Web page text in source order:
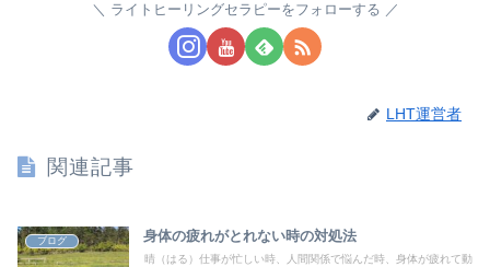
ライトヒーリングセラピーをフォローする
LHT運営者
関連記事
ブログ 身体の疲れがとれない時の対処法
晴（はる）仕事が忙しい時、人間関係で悩んだ時、身体が疲れて動